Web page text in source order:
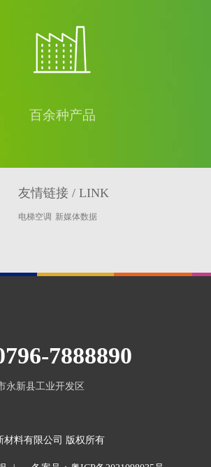
百余种产品
友情链接 / LINK
电梯空调 新媒体数据
7888890
永新县工业开发区
料有限公司 版权所有